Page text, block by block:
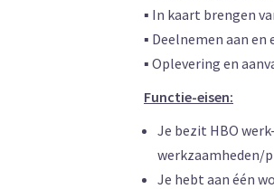
▪ In kaart brengen
▪ Deelnemen aan
▪ Oplevering en
Functie-eisen:
Je bezit HBO
werkzaamheden/
Je hebt aan één